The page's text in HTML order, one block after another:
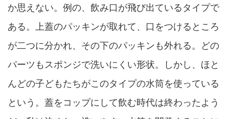
か思えない。例の、飲み口が飛び出ているタイプで
ある。上蓋のパッキンが取れて、口をつけるところ
が二つに分かれ、その下のパッキンも外れる。どの
パーツもスポンジで洗いにくい形状。しかし、ほと
んどの子どもたちがこのタイプの水筒を使っている
という。蓋をコップにして飲む時代は終わったよう